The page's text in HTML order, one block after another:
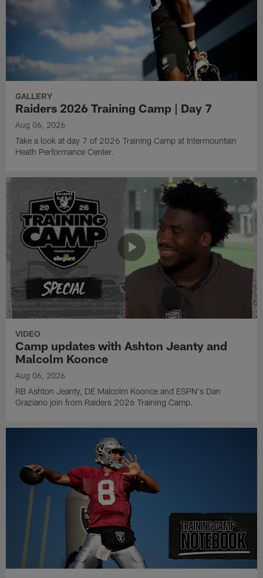
GALLERY
Raiders 2026 Training Camp | Day 7
Aug 06, 2026
Take a look at day 7 of 2026 Training Camp at Intermountain
Heath Performance Center.
VIDEO
Camp updates with Ashton Jeanty and
Malcolm Koonce
Aug 06, 2026
RB Ashton Jeanty, DE Malcolm Koonce and ESPN's Dan
Graziano join from Raiders 2026 Training Camp.